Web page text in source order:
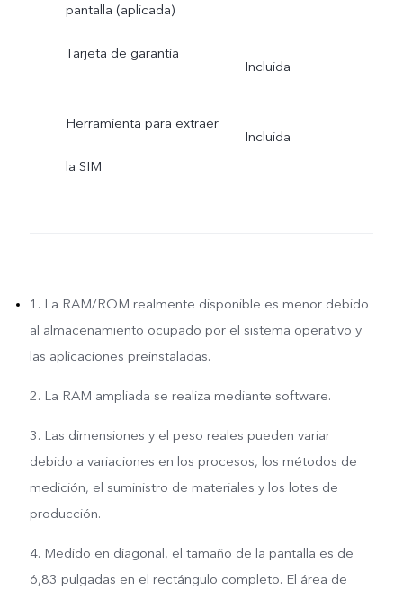
pantalla (aplicada)
Tarjeta de garantía
Incluida
Herramienta para extraer
la SIM
Incluida
1. La RAM/ROM realmente disponible es menor debido
al almacenamiento ocupado por el sistema operativo y
las aplicaciones preinstaladas.
2. La RAM ampliada se realiza mediante software.
3. Las dimensiones y el peso reales pueden variar
debido a variaciones en los procesos, los métodos de
medición, el suministro de materiales y los lotes de
producción.
4. Medido en diagonal, el tamaño de la pantalla es de
6,83 pulgadas en el rectángulo completo. El área de